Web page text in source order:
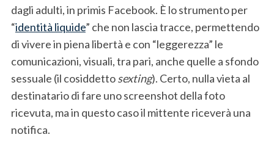
dagli adulti, in primis Facebook. È lo strumento per
“identità liquide” che non lascia tracce, permettendo
di vivere in piena libertà e con “leggerezza” le
comunicazioni, visuali, tra pari, anche quelle a sfondo
sessuale (il cosiddettosexting). Certo, nulla vieta al
destinatario di fare uno screenshot della foto
ricevuta, ma in questo caso il mittente riceverà una
notifica.